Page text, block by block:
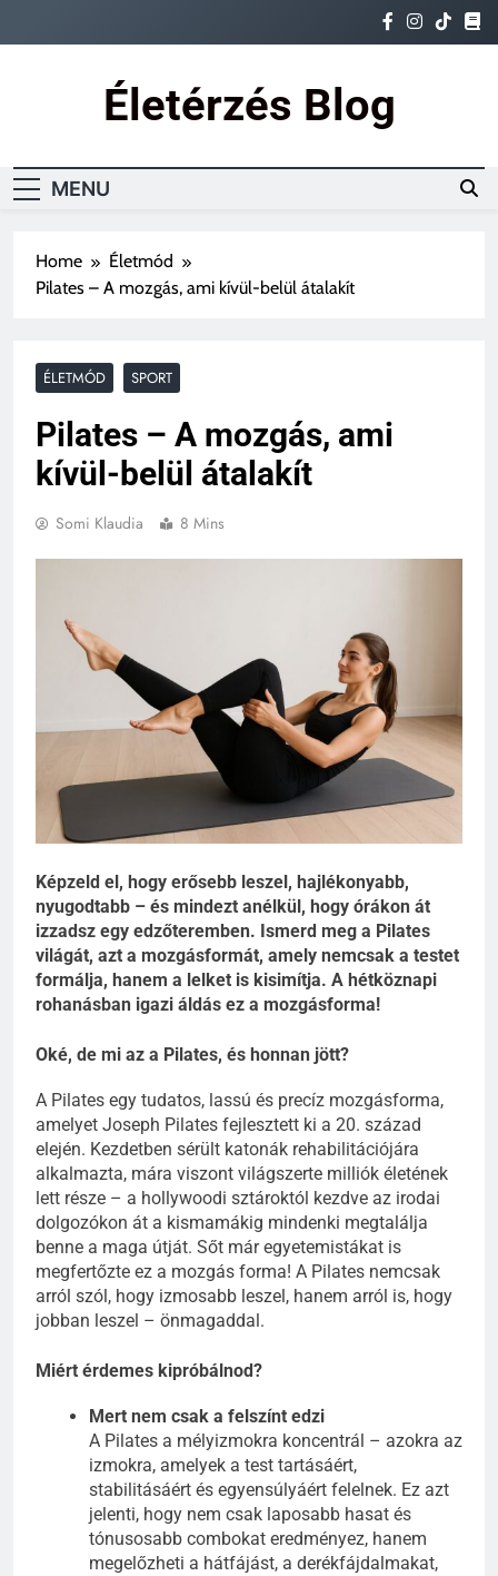
Életérzés Blog
MENU
Home
Életmód
Pilates – A mozgás, ami kívül-belül átalakít
ÉLETMÓD SPORT
Pilates – A mozgás, ami
kívül-belül átalakít
Somi Klaudia 8 Mins
Képzeld el, hogy erősebb leszel, hajlékonyabb,
nyugodtabb – és mindezt anélkül, hogy órákon át
izzadsz egy edzőteremben. Ismerd meg a Pilates
világát, azt a mozgásformát, amely nemcsak a testet
formálja, hanem a lelket is kisimítja. A hétköznapi
rohanásban igazi áldás ez a mozgásforma!
Oké, de mi az a Pilates, és honnan jött?
A Pilates egy tudatos, lassú és precíz mozgásforma,
amelyet Joseph Pilates fejlesztett ki a 20. század
elején. Kezdetben sérült katonák rehabilitációjára
alkalmazta, mára viszont világszerte milliók életének
lett része – a hollywoodi sztároktól kezdve az irodai
dolgozókon át a kismamákig mindenki megtalálja
benne a maga útját. Sőt már egyetemistákat is
megfertőzte ez a mozgás forma! A Pilates nemcsak
arról szól, hogy izmosabb leszel, hanem arról is, hogy
jobban leszel – önmagaddal.
Miért érdemes kipróbálnod?
Mert nem csak a felszínt edzi
A Pilates a mélyizmokra koncentrál – azokra az
izmokra, amelyek a test tartásáért,
stabilitásáért és egyensúlyáért felelnek. Ez azt
jelenti, hogy nem csak laposabb hasat és
tónusosabb combokat eredményez, hanem
megelőzheti a hátfájást, a derékfájdalmakat,